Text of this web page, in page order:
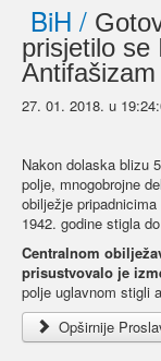
BiH /
prisjetilo se
27. 01. 2018. u
Nakon dolaska blizu
polje, mnogobrojne
obilježje
1942. godine stigla
Centralnom
prisustvovalo je
polje uglavnom stigli
Opširnije